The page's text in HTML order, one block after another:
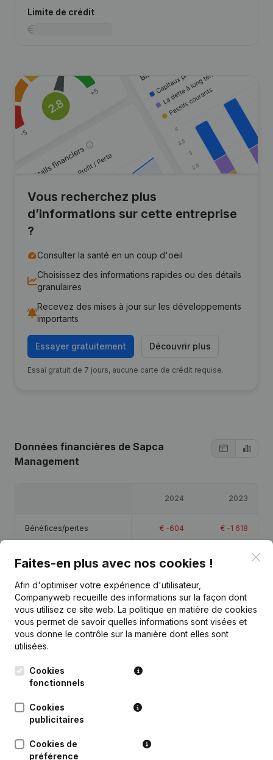
Limite de crédit
Vous recherchez plus
d’informations sur cette entreprise
?
Consulter la santé en un coup d'oeil
Choisissez des informations rapides ou des détails
granulaires
Recevez des mises à jour sur les développements
importants
Essayer gratuitement Découvrir plus
Essai gratuit de 7 jours, aucune carte de crédit requise.
Données financières de Sapca
Management
2024 2023
Bénéfices/pertes € -604 € -1 618
Capitaux propres 2 779
Marge brute -
Faites-en plus avec nos cookies !
Afin d'optimiser votre expérience d'utilisateur,
Companyweb recueille des informations sur la façon dont
vous utilisez ce site web. La politique en matière de cookies
vous permet de savoir quelles informations sont visées et
vous donne le contrôle sur la manière dont elles sont
utilisées.
Cookies
fonctionnels
Cookies
publicitaires
Cookies de
préférence